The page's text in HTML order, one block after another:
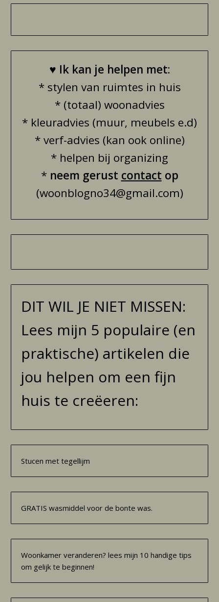
♥ Ik kan je helpen met:
* stylen van ruimtes in huis
* (totaal) woonadvies
* kleuradvies (muur, meubels e.d)
* verf-advies (kan ook online)
* helpen bij organizing
* neem gerust contact op
(woonblogno34@gmail.com)
DIT WIL JE NIET MISSEN:
Lees mijn 5 populaire (en
praktische) artikelen die
jou helpen om een fijn
huis te creëeren:
Stucen met tegellijm
GRATIS wasmiddel voor de bonte was.
Woonkamer veranderen? lees mijn 10 handige tips
om gelijk te beginnen!